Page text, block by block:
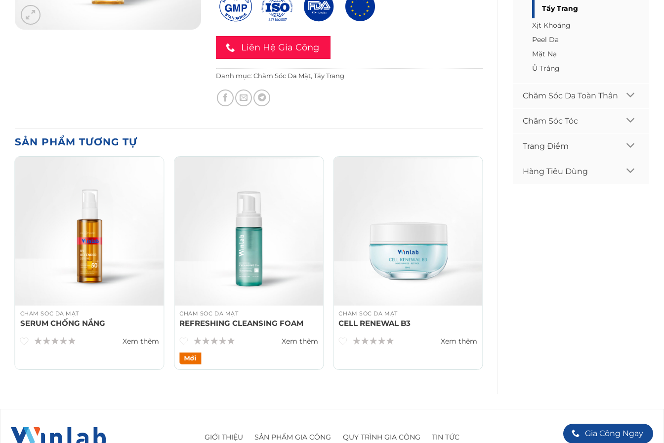
Tẩy Trang
Xịt Khoáng
Peel Da
Mặt Nạ
Ủ Trắng
Chăm Sóc Da Toàn Thân
Chăm Sóc Tóc
Trang Điểm
Hàng Tiêu Dùng
Liên Hệ Gia Công
Danh mục:Chăm Sóc Da Mặt,Tẩy Trang
SẢN PHẨM TƯƠNG TỰ
CHĂM SÓC DA MẶT
SERUM CHỐNG NẮNG
Xem thêm
Mới
CHĂM SÓC DA MẶT
REFRESHING CLEANSING FOAM
Xem thêm
CHĂM SÓC DA MẶT
CELL RENEWAL B3
Xem thêm
GIỚI THIỆU SẢN PHẨM GIA CÔNG QUY TRÌNH GIA CÔNG TIN TỨC Gia Công Ngay